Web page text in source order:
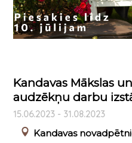
Kandavas Mākslas
audzēkņu darbu
15.06.2023 - 31.08.2023
Kandavas